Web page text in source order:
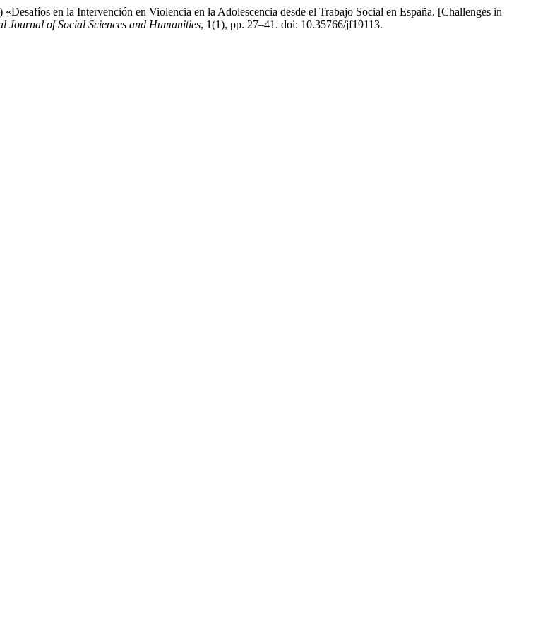
en la Intervención en Violencia en la Adolescencia desde el Trabajo Social en España. [Challenges in
Journal of Social Sciences and Humanities, 1(1), pp. 27–41. doi: 10.35766/jf19113.